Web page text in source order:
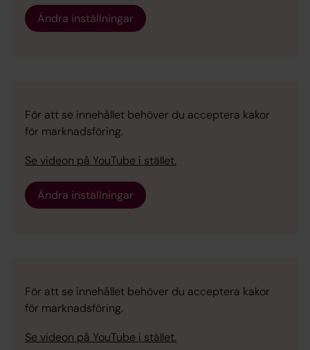
Ändra inställningar
För att se innehållet behöver du acceptera kakor
för marknadsföring.
Se videon på YouTube i stället.
Ändra inställningar
För att se innehållet behöver du acceptera kakor
för marknadsföring.
Se videon på YouTube i stället.